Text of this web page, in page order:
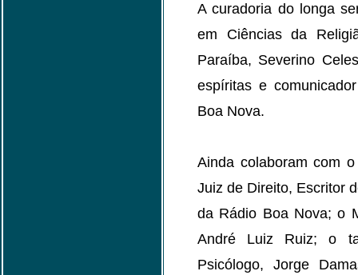
A curadoria do longa
em Ciências da
Paraíba, Severino
espíritas e
Boa Nova.
Ainda colaboram com
Juiz de Direito, Escritor
da Rádio Boa Nova; o
André Luiz Ruiz; o
Psicólogo, Jorge